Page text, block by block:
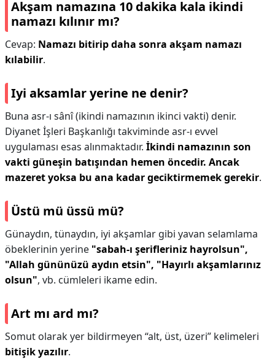
Akşam namazına 10 dakika kala ikindi
namazı kılınır mı?
Cevap: Namazı bitirip daha sonra akşam namazı
kılabilir.
Iyi aksamlar yerine ne denir?
Buna asr-ı sânî (ikindi namazının ikinci vakti) denir.
Diyanet İşleri Başkanlığı takviminde asr-ı evvel
uygulaması esas alınmaktadır. İkindi namazının son
vakti güneşin batışından hemen öncedir. Ancak
mazeret yoksa bu ana kadar geciktirmemek gerekir.
Üstü mü üssü mü?
Günaydın, tünaydın, iyi akşamlar gibi yavan selamlama
öbeklerinin yerine "sabah-ı şerifleriniz hayrolsun",
"Allah gününüzü aydın etsin", "Hayırlı akşamlarınız
olsun", vb. cümleleri ikame edin.
Art mı ard mı?
Somut olarak yer bildirmeyen “alt, üst, üzeri” kelimeleri
bitişik yazılır.